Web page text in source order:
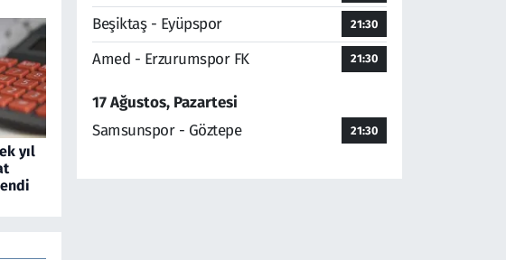
yıl
Beşiktaş - Eyüpspor 21:30
Amed - Erzurumspor FK 21:30
17 Ağustos, Pazartesi
Samsunspor - Göztepe
21:30